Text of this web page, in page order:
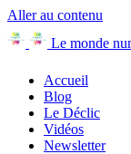
Aller au contenu
Le monde
Accueil
Blog
Le Déclic
Vidéos
Newsletter